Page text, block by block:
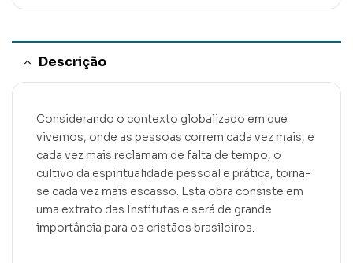
Descrição
Considerando o contexto globalizado em que
vivemos, onde as pessoas correm cada vez mais, e
cada vez mais reclamam de falta de tempo, o
cultivo da espiritualidade pessoal e prática, torna-
se cada vez mais escasso. Esta obra consiste em
uma extrato das Institutas e será de grande
importância para os cristãos brasileiros.